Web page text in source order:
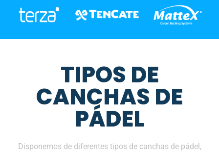
TIPOS DE
CANCHAS DE
PÁDEL
Disponemos de diferentes tipos de canchas de pádel,